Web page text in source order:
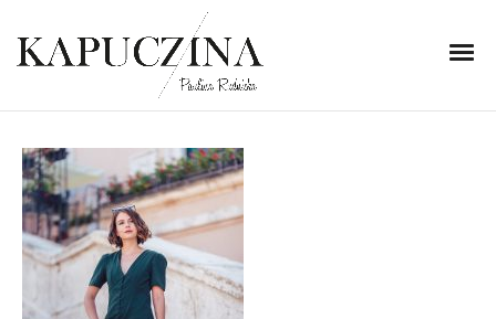
4 listopada 2018
DSC_3778
Written by